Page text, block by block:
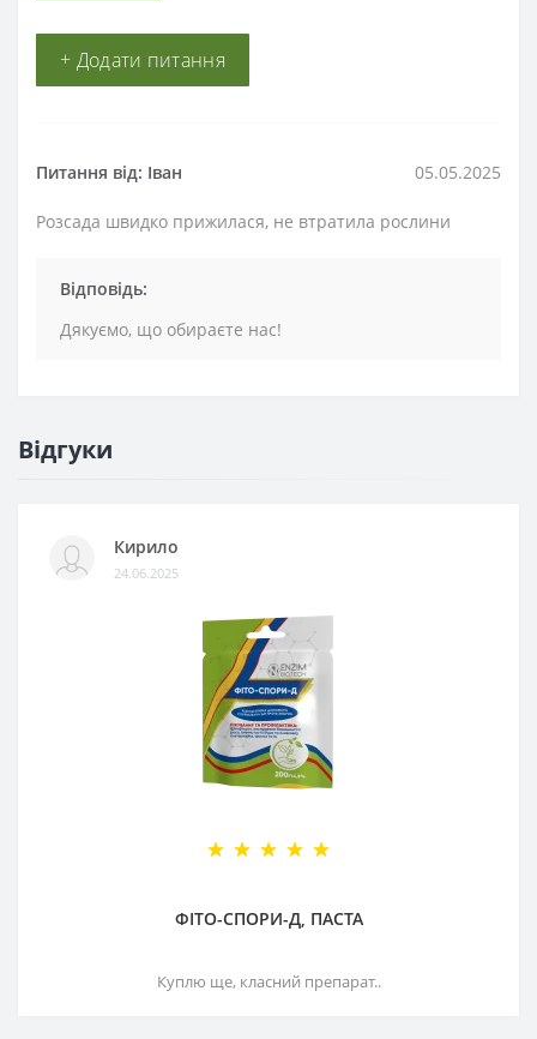
+ Додати питання
Питання від: Іван 05.05.2025
Розсада швидко прижилася, не втратила рослини
Відповідь:
Дякуємо, що обираєте нас!
Відгуки
Кирило
24.06.2025
ФІТО-СПОРИ-Д, ПАСТА
Куплю ще, класний препарат..